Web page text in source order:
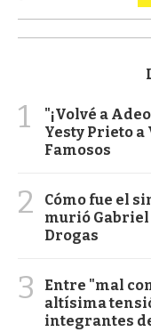
1
"¡Volvé a
Yesty Prieto a
Famosos
2
Cómo fue el
murió
Drogas
3
Entre "mal
altísima
integrantes